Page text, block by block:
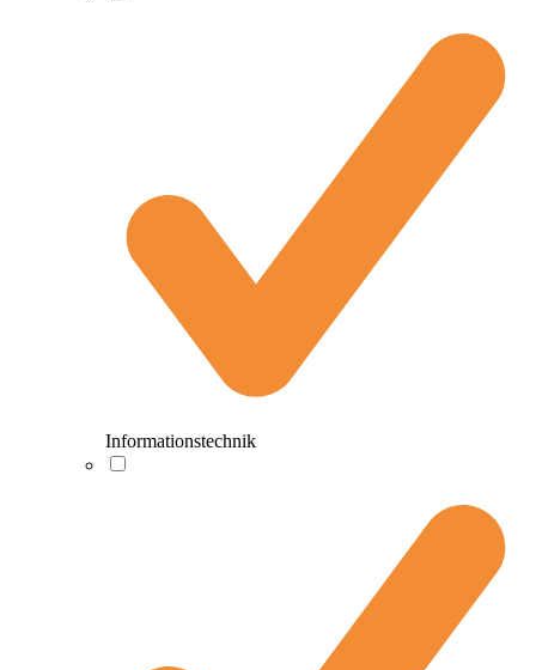
Informationstechnik